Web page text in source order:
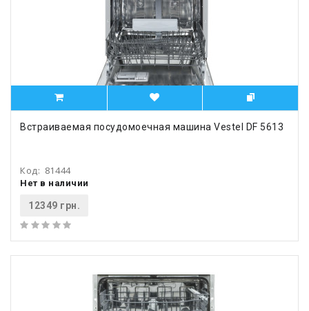
Встраиваемая посудомоечная машина Vestel DF 5613
Код: 81444
Нет в наличии
12349 грн.